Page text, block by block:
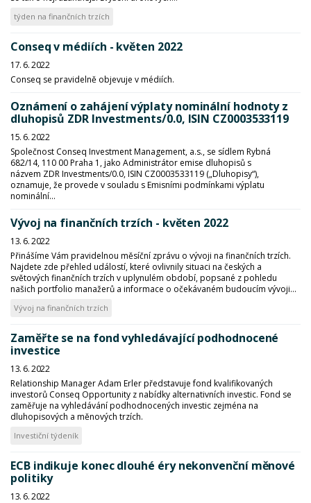
týden na finančních trzích
Conseq v médiích - květen 2022
17. 6. 2022
Conseq se pravidelně objevuje v médiích.
Oznámení o zahájení výplaty nominální hodnoty z
dluhopisů ZDR Investments/0.0, ISIN CZ0003533119
15. 6. 2022
Společnost Conseq Investment Management, a.s., se sídlem Rybná
682/14, 110 00 Praha 1, jako Administrátor emise dluhopisů s
názvem ZDR Investments/0.0, ISIN CZ0003533119 („Dluhopisy“),
oznamuje, že provede v souladu s Emisními podmínkami výplatu
nominální...
Vývoj na finančních trzích - květen 2022
13. 6. 2022
Přinášíme Vám pravidelnou měsíční zprávu o vývoji na finančních trzích.
Najdete zde přehled událostí, které ovlivnily situaci na českých a
světových finančních trzích v uplynulém období, popsané z pohledu
našich portfolio manažerů a informace o očekávaném budoucím vývoji...
Vývoj na finančních trzích
Zaměřte se na fond vyhledávající podhodnocené
investice
13. 6. 2022
Relationship Manager Adam Erler představuje fond kvalifikovaných
investorů Conseq Opportunity z nabídky alternativních investic. Fond se
zaměřuje na vyhledávání podhodnocených investic zejména na
dluhopisových a měnových trzích.
Investiční týdeník
ECB indikuje konec dlouhé éry nekonvenční měnové
politiky
13. 6. 2022